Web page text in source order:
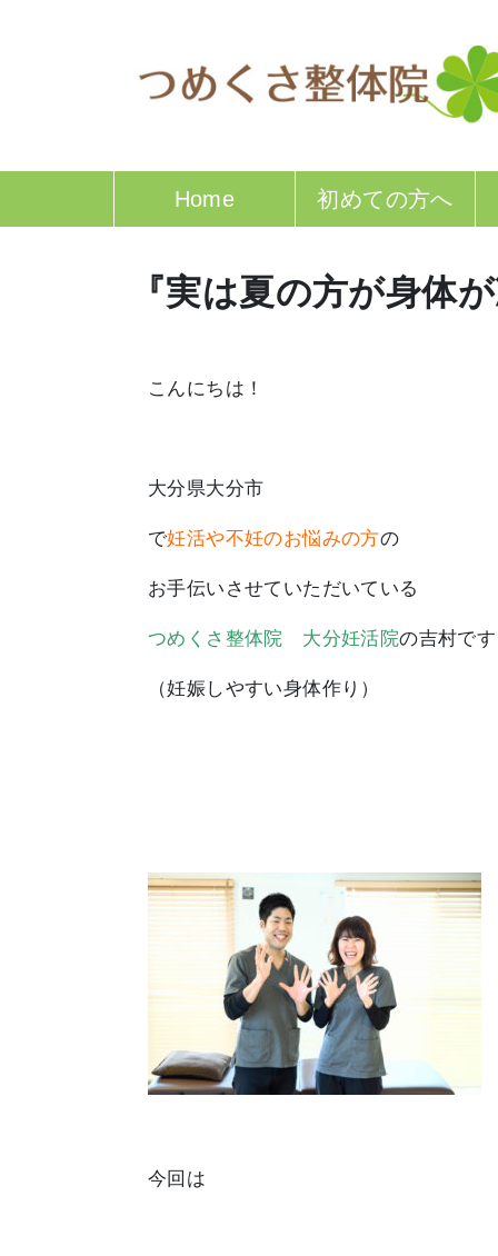
Home 初めての方へ
『実は夏の方が身
こんにちは！
大分県大分市
で妊活や不妊のお悩みの方の
お手伝いさせていただいている
つめくさ整体院 大分妊活院の吉村で
（妊娠しやすい身体作り）
今回は